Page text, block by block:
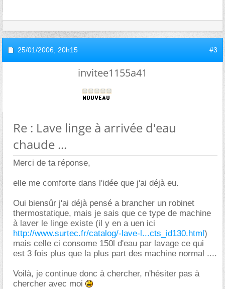
25/01/2006, 20h15 #3
invitee1155a41
Re : Lave linge à arrivée d'eau
chaude ...
Merci de ta réponse,
elle me comforte dans l'idée que j'ai déjà eu.
Oui biensûr j'ai déjà pensé a brancher un robinet
thermostatique, mais je sais que ce type de machine
à laver le linge existe (il y en a uen ici
http://www.surtec.fr/catalog/-lave-l...cts_id130.html)
mais celle ci consome 150l d'eau par lavage ce qui
est 3 fois plus que la plus part des machine normal ....
Voilà, je continue donc à chercher, n'hésiter pas à
chercher avec moi